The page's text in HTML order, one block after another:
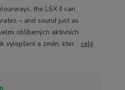
the LSX II can
– and sound just as
oblíbených aktivních
vylepšení a změn, kter... celý